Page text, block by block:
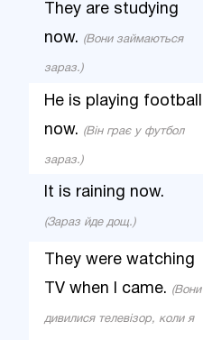
They are studying
now. (Вони займаються
зараз.)
He is playing football
now. (Він грає у футбол
зараз.)
It is raining now.
(Зараз йде дощ.)
They were watching
TV when I came. (Вони
дивилися телевізор, коли я